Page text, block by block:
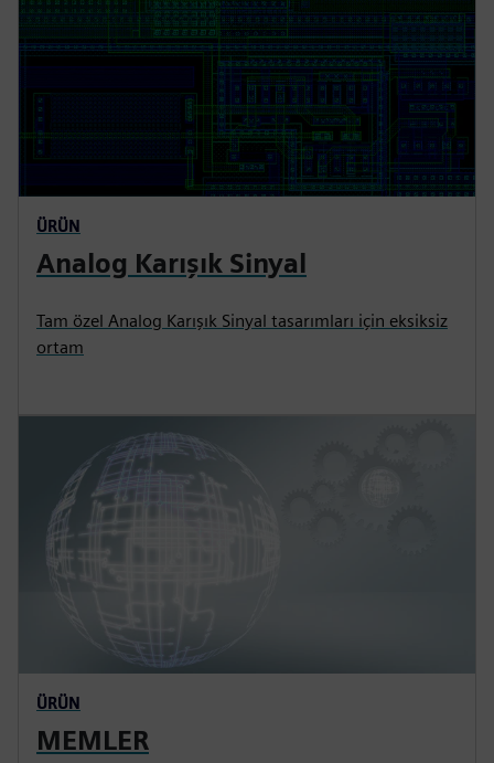
ÜRÜN
Analog Karışık Sinyal
Tam özel Analog Karışık Sinyal tasarımları için eksiksiz
ortam
ÜRÜN
MEMLER